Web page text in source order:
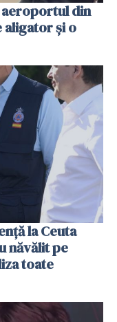
din
aligator și o
la Ceuta
năvălit pe
toate